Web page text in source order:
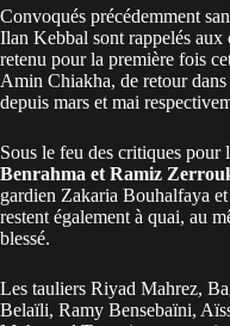
Convoqués précédemment
Ilan Kebbal sont rappelés
retenu pour la première fois
Amin Chiakha, de retour
depuis mars et mai
Sous le feu des critiques pour
Benrahma et Ramiz
gardien Zakaria Bouhalfaya
restent également à quai, au
blessé.
Les tauliers Riyad Mahrez,
Belaïli, Ramy Bensebaïni,